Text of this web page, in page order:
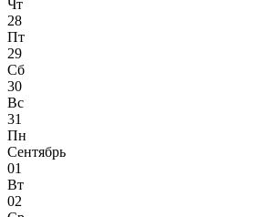
Чт
28
Пт
29
Сб
30
Вс
31
Пн
Сентябрь
01
Вт
02